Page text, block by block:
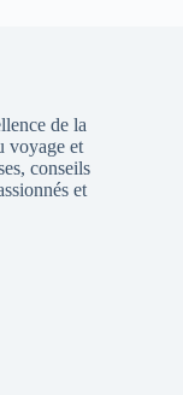
de la
voyage et
conseils
et